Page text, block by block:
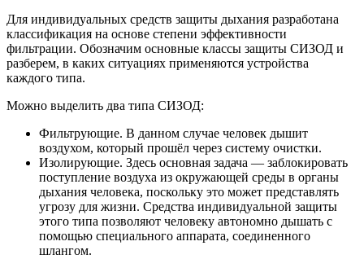
Для индивидуальных средств защиты дыхания разработана
классификация на основе степени эффективности
фильтрации. Обозначим основные классы защиты СИЗОД и
разберем, в каких ситуациях применяются устройства
каждого типа.
Можно выделить два типа СИЗОД:
Фильтрующие. В данном случае человек дышит
воздухом, который прошёл через систему очистки.
Изолирующие. Здесь основная задача — заблокировать
поступление воздуха из окружающей среды в органы
дыхания человека, поскольку это может представлять
угрозу для жизни. Средства индивидуальной защиты
этого типа позволяют человеку автономно дышать с
помощью специального аппарата, соединенного
шлангом.